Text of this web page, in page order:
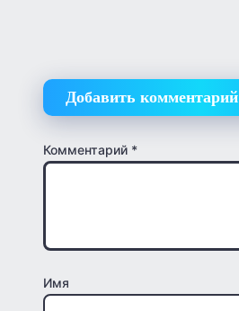
Добавить комментарий
Комментарий *
Имя